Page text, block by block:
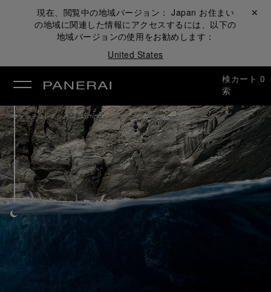
現在、閲覧中の地域バージョン： Japan お住まい
の地域に関連した情報にアクセスするには、以下の
地域バージョンの使用をお勧めします：
United States
閉じる ✕
検
索
カート 0
ウォッチコレクション /Luminor